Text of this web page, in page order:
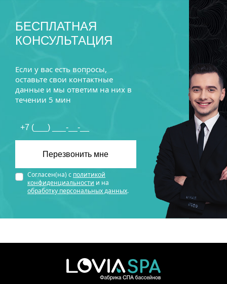
БЕСПЛАТНАЯ
КОНСУЛЬТАЦИЯ
Если у вас есть вопросы,
оставьте свои контактные
данные и мы ответим на них в
течении 5 мин
Согласен(на) с политикой
конфиденциальности и на
обработку персональных данных.